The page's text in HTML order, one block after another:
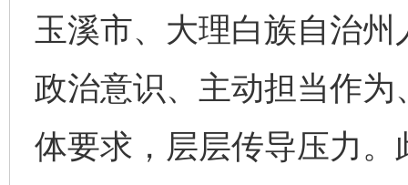
玉溪市、大理白族自治
政治意识、主动担当作
体要求，层层传导压力